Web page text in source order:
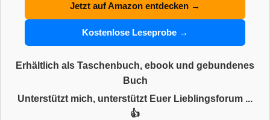
Jetzt auf Amazon entdecken →
Kostenlose Leseprobe →
Erhältlich als Taschenbuch, ebook und gebundenes
Buch
Unterstützt mich, unterstützt Euer Lieblingsforum ...
👍